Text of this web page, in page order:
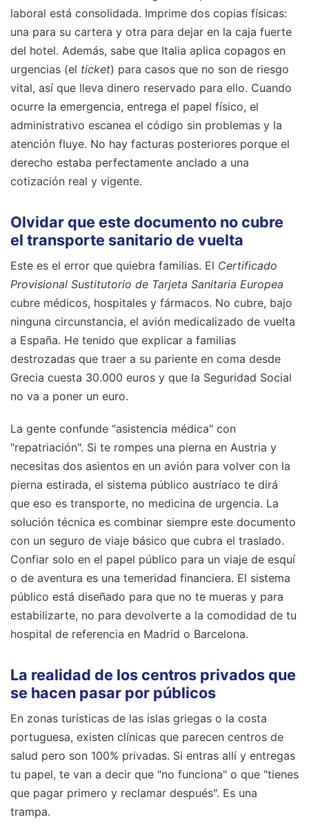
laboral está consolidada. Imprime dos copias físicas:
una para su cartera y otra para dejar en la caja fuerte
del hotel. Además, sabe que Italia aplica copagos en
urgencias (el ticket) para casos que no son de riesgo
vital, así que lleva dinero reservado para ello. Cuando
ocurre la emergencia, entrega el papel físico, el
administrativo escanea el código sin problemas y la
atención fluye. No hay facturas posteriores porque el
derecho estaba perfectamente anclado a una
cotización real y vigente.
Olvidar que este documento no cubre
el transporte sanitario de vuelta
Este es el error que quiebra familias. El Certificado
Provisional Sustitutorio de Tarjeta Sanitaria Europea
cubre médicos, hospitales y fármacos. No cubre, bajo
ninguna circunstancia, el avión medicalizado de vuelta
a España. He tenido que explicar a familias
destrozadas que traer a su pariente en coma desde
Grecia cuesta 30.000 euros y que la Seguridad Social
no va a poner un euro.
La gente confunde "asistencia médica" con
"repatriación". Si te rompes una pierna en Austria y
necesitas dos asientos en un avión para volver con la
pierna estirada, el sistema público austríaco te dirá
que eso es transporte, no medicina de urgencia. La
solución técnica es combinar siempre este documento
con un seguro de viaje básico que cubra el traslado.
Confiar solo en el papel público para un viaje de esquí
o de aventura es una temeridad financiera. El sistema
público está diseñado para que no te mueras y para
estabilizarte, no para devolverte a la comodidad de tu
hospital de referencia en Madrid o Barcelona.
La realidad de los centros privados que
se hacen pasar por públicos
En zonas turísticas de las islas griegas o la costa
portuguesa, existen clínicas que parecen centros de
salud pero son 100% privadas. Si entras allí y entregas
tu papel, te van a decir que "no funciona" o que "tienes
que pagar primero y reclamar después". Es una
trampa.